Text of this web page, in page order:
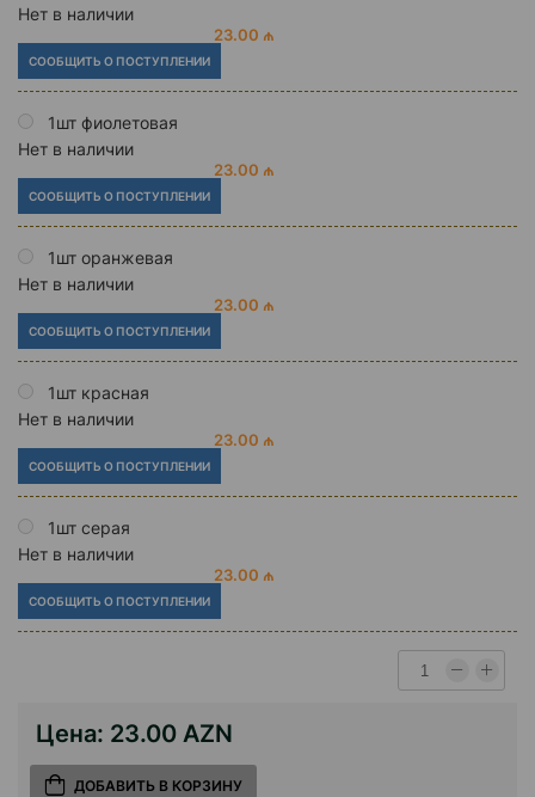
Нет в наличии
23.00 ₼
СООБЩИТЬ О ПОСТУПЛЕНИИ
1шт фиолетовая
Нет в наличии
23.00 ₼
СООБЩИТЬ О ПОСТУПЛЕНИИ
1шт оранжевая
Нет в наличии
23.00 ₼
СООБЩИТЬ О ПОСТУПЛЕНИИ
1шт красная
Нет в наличии
23.00 ₼
СООБЩИТЬ О ПОСТУПЛЕНИИ
1шт серая
Нет в наличии
23.00 ₼
СООБЩИТЬ О ПОСТУПЛЕНИИ
Цена: 23.00 AZN
ДОБАВИТЬ В КОРЗИНУ